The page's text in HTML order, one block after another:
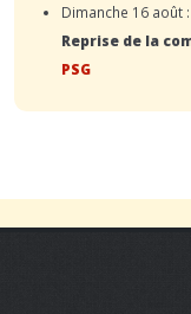
Dimanche 16 août :
Reprise de la
PSG